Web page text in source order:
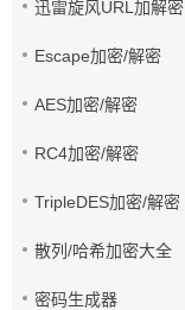
迅雷旋风URL加解密
Escape加密/解密
AES加密/解密
RC4加密/解密
TripleDES加密/解密
散列/哈希加密大全
密码生成器